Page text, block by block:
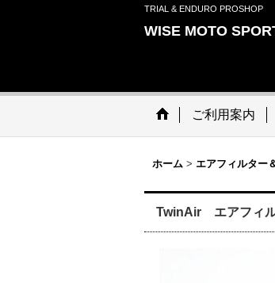
TRIAL & ENDURO PROSHOP
WISE MOTO
ご利用案内
ホーム > エアフィルター
TwinAir エアフィ